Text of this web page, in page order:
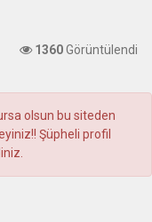
1360Görüntülendi
olsun bu siteden
Şüpheli profil